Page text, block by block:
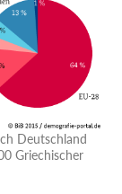
Deutschland
Griechischer